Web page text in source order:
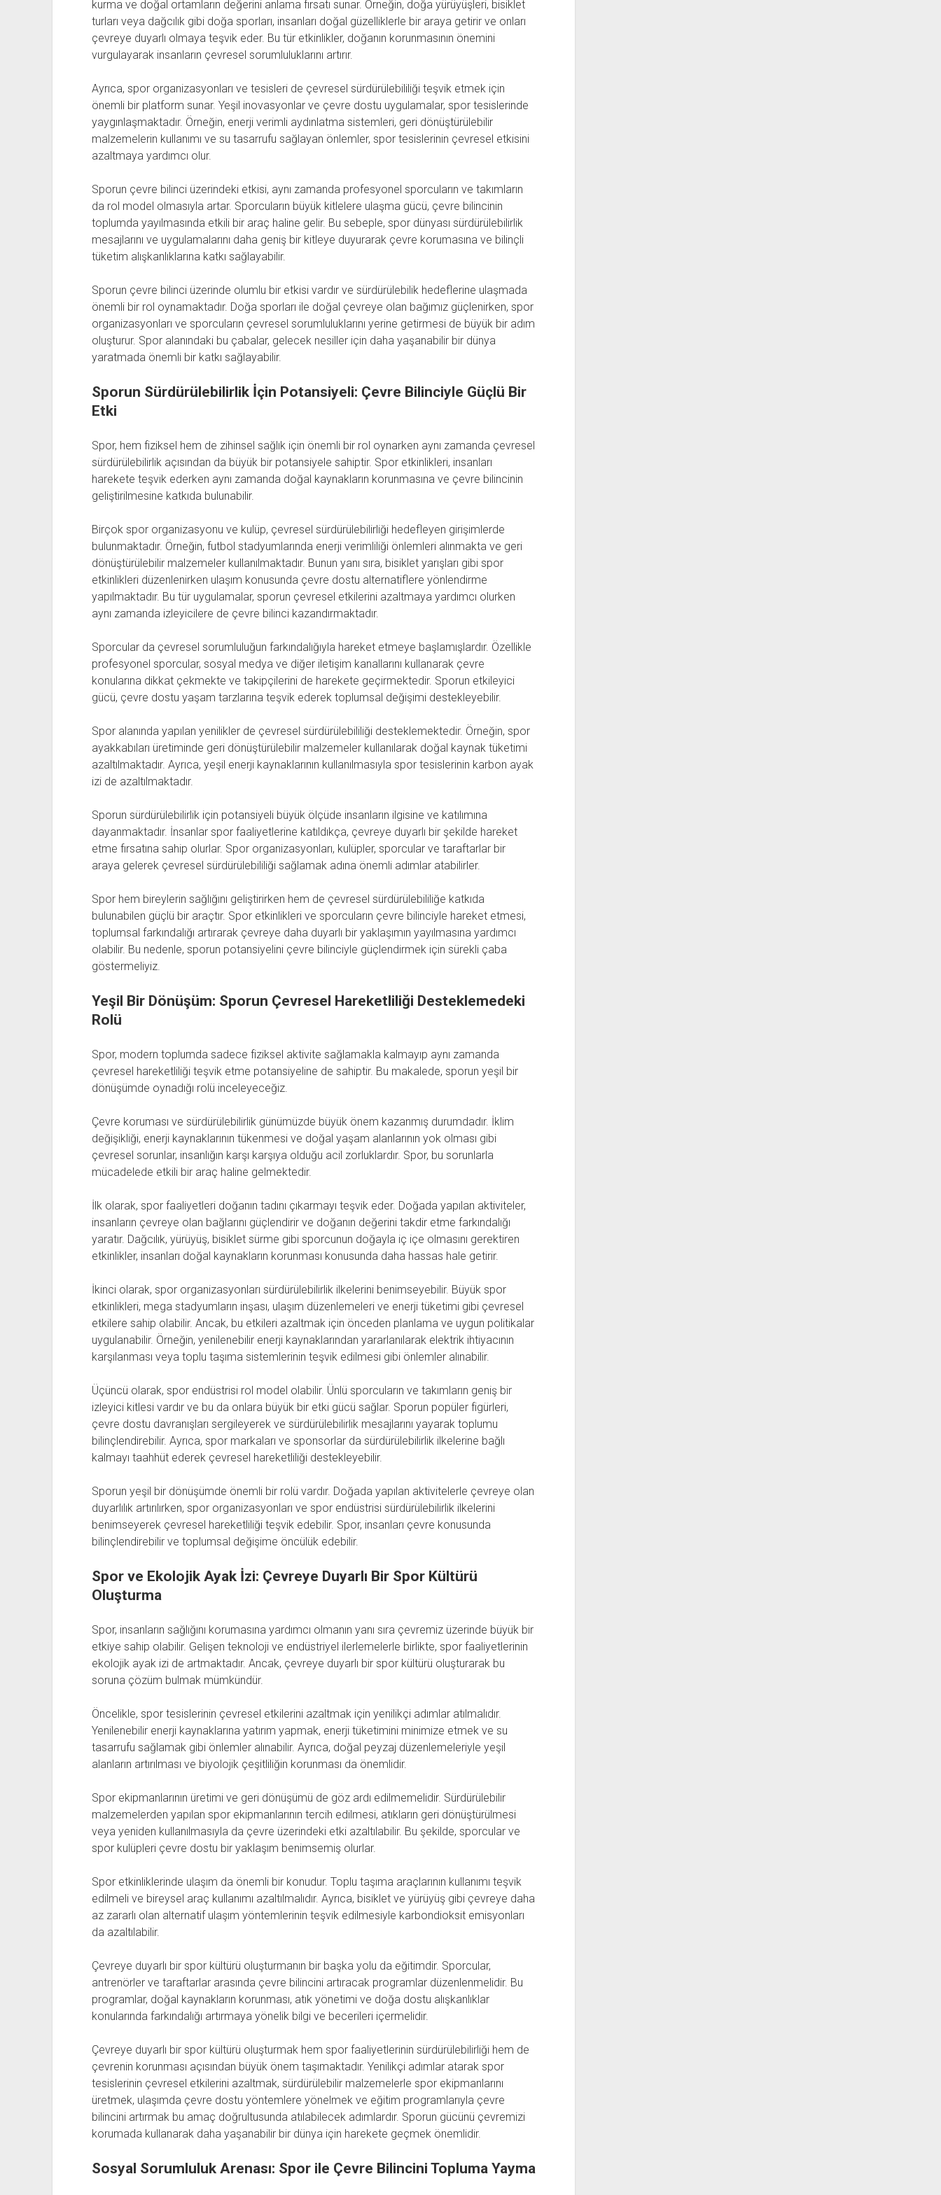
kurma ve doğal ortamların değerini anlama fırsatı sunar. Örneğin, doğa yürüyüşleri, bisiklet
turları veya dağcılık gibi doğa sporları, insanları doğal güzelliklerle bir araya getirir ve onları
çevreye duyarlı olmaya teşvik eder. Bu tür etkinlikler, doğanın korunmasının önemini
vurgulayarak insanların çevresel sorumluluklarını artırır.
Ayrıca, spor organizasyonları ve tesisleri de çevresel sürdürülebililiği teşvik etmek için
önemli bir platform sunar. Yeşil inovasyonlar ve çevre dostu uygulamalar, spor tesislerinde
yaygınlaşmaktadır. Örneğin, enerji verimli aydınlatma sistemleri, geri dönüştürülebilir
malzemelerin kullanımı ve su tasarrufu sağlayan önlemler, spor tesislerinin çevresel etkisini
azaltmaya yardımcı olur.
Sporun çevre bilinci üzerindeki etkisi, aynı zamanda profesyonel sporcuların ve takımların
da rol model olmasıyla artar. Sporcuların büyük kitlelere ulaşma gücü, çevre bilincinin
toplumda yayılmasında etkili bir araç haline gelir. Bu sebeple, spor dünyası sürdürülebilirlik
mesajlarını ve uygulamalarını daha geniş bir kitleye duyurarak çevre korumasına ve bilinçli
tüketim alışkanlıklarına katkı sağlayabilir.
Sporun çevre bilinci üzerinde olumlu bir etkisi vardır ve sürdürülebilik hedeflerine ulaşmada
önemli bir rol oynamaktadır. Doğa sporları ile doğal çevreye olan bağımız güçlenirken, spor
organizasyonları ve sporcuların çevresel sorumluluklarını yerine getirmesi de büyük bir adım
oluşturur. Spor alanındaki bu çabalar, gelecek nesiller için daha yaşanabilir bir dünya
yaratmada önemli bir katkı sağlayabilir.
Sporun Sürdürülebilirlik İçin Potansiyeli: Çevre Bilinciyle Güçlü Bir
Etki
Spor, hem fiziksel hem de zihinsel sağlık için önemli bir rol oynarken aynı zamanda çevresel
sürdürülebilirlik açısından da büyük bir potansiyele sahiptir. Spor etkinlikleri, insanları
harekete teşvik ederken aynı zamanda doğal kaynakların korunmasına ve çevre bilincinin
geliştirilmesine katkıda bulunabilir.
Birçok spor organizasyonu ve kulüp, çevresel sürdürülebilirliği hedefleyen girişimlerde
bulunmaktadır. Örneğin, futbol stadyumlarında enerji verimliliği önlemleri alınmakta ve geri
dönüştürülebilir malzemeler kullanılmaktadır. Bunun yanı sıra, bisiklet yarışları gibi spor
etkinlikleri düzenlenirken ulaşım konusunda çevre dostu alternatiflere yönlendirme
yapılmaktadır. Bu tür uygulamalar, sporun çevresel etkilerini azaltmaya yardımcı olurken
aynı zamanda izleyicilere de çevre bilinci kazandırmaktadır.
Sporcular da çevresel sorumluluğun farkındalığıyla hareket etmeye başlamışlardır. Özellikle
profesyonel sporcular, sosyal medya ve diğer iletişim kanallarını kullanarak çevre
konularına dikkat çekmekte ve takipçilerini de harekete geçirmektedir. Sporun etkileyici
gücü, çevre dostu yaşam tarzlarına teşvik ederek toplumsal değişimi destekleyebilir.
Spor alanında yapılan yenilikler de çevresel sürdürülebililiği desteklemektedir. Örneğin, spor
ayakkabıları üretiminde geri dönüştürülebilir malzemeler kullanılarak doğal kaynak tüketimi
azaltılmaktadır. Ayrıca, yeşil enerji kaynaklarının kullanılmasıyla spor tesislerinin karbon ayak
izi de azaltılmaktadır.
Sporun sürdürülebilirlik için potansiyeli büyük ölçüde insanların ilgisine ve katılımına
dayanmaktadır. İnsanlar spor faaliyetlerine katıldıkça, çevreye duyarlı bir şekilde hareket
etme fırsatına sahip olurlar. Spor organizasyonları, kulüpler, sporcular ve taraftarlar bir
araya gelerek çevresel sürdürülebililiği sağlamak adına önemli adımlar atabilirler.
Spor hem bireylerin sağlığını geliştirirken hem de çevresel sürdürülebililiğe katkıda
bulunabilen güçlü bir araçtır. Spor etkinlikleri ve sporcuların çevre bilinciyle hareket etmesi,
toplumsal farkındalığı artırarak çevreye daha duyarlı bir yaklaşımın yayılmasına yardımcı
olabilir. Bu nedenle, sporun potansiyelini çevre bilinciyle güçlendirmek için sürekli çaba
göstermeliyiz.
Yeşil Bir Dönüşüm: Sporun Çevresel Hareketliliği Desteklemedeki
Rolü
Spor, modern toplumda sadece fiziksel aktivite sağlamakla kalmayıp aynı zamanda
çevresel hareketliliği teşvik etme potansiyeline de sahiptir. Bu makalede, sporun yeşil bir
dönüşümde oynadığı rolü inceleyeceğiz.
Çevre koruması ve sürdürülebilirlik günümüzde büyük önem kazanmış durumdadır. İklim
değişikliği, enerji kaynaklarının tükenmesi ve doğal yaşam alanlarının yok olması gibi
çevresel sorunlar, insanlığın karşı karşıya olduğu acil zorluklardır. Spor, bu sorunlarla
mücadelede etkili bir araç haline gelmektedir.
İlk olarak, spor faaliyetleri doğanın tadını çıkarmayı teşvik eder. Doğada yapılan aktiviteler,
insanların çevreye olan bağlarını güçlendirir ve doğanın değerini takdir etme farkındalığı
yaratır. Dağcılık, yürüyüş, bisiklet sürme gibi sporcunun doğayla iç içe olmasını gerektiren
etkinlikler, insanları doğal kaynakların korunması konusunda daha hassas hale getirir.
İkinci olarak, spor organizasyonları sürdürülebilirlik ilkelerini benimseyebilir. Büyük spor
etkinlikleri, mega stadyumların inşası, ulaşım düzenlemeleri ve enerji tüketimi gibi çevresel
etkilere sahip olabilir. Ancak, bu etkileri azaltmak için önceden planlama ve uygun politikalar
uygulanabilir. Örneğin, yenilenebilir enerji kaynaklarından yararlanılarak elektrik ihtiyacının
karşılanması veya toplu taşıma sistemlerinin teşvik edilmesi gibi önlemler alınabilir.
Üçüncü olarak, spor endüstrisi rol model olabilir. Ünlü sporcuların ve takımların geniş bir
izleyici kitlesi vardır ve bu da onlara büyük bir etki gücü sağlar. Sporun popüler figürleri,
çevre dostu davranışları sergileyerek ve sürdürülebilirlik mesajlarını yayarak toplumu
bilinçlendirebilir. Ayrıca, spor markaları ve sponsorlar da sürdürülebilirlik ilkelerine bağlı
kalmayı taahhüt ederek çevresel hareketliliği destekleyebilir.
Sporun yeşil bir dönüşümde önemli bir rolü vardır. Doğada yapılan aktivitelerle çevreye olan
duyarlılık artırılırken, spor organizasyonları ve spor endüstrisi sürdürülebilirlik ilkelerini
benimseyerek çevresel hareketliliği teşvik edebilir. Spor, insanları çevre konusunda
bilinçlendirebilir ve toplumsal değişime öncülük edebilir.
Spor ve Ekolojik Ayak İzi: Çevreye Duyarlı Bir Spor Kültürü
Oluşturma
Spor, insanların sağlığını korumasına yardımcı olmanın yanı sıra çevremiz üzerinde büyük bir
etkiye sahip olabilir. Gelişen teknoloji ve endüstriyel ilerlemelerle birlikte, spor faaliyetlerinin
ekolojik ayak izi de artmaktadır. Ancak, çevreye duyarlı bir spor kültürü oluşturarak bu
soruna çözüm bulmak mümkündür.
Öncelikle, spor tesislerinin çevresel etkilerini azaltmak için yenilikçi adımlar atılmalıdır.
Yenilenebilir enerji kaynaklarına yatırım yapmak, enerji tüketimini minimize etmek ve su
tasarrufu sağlamak gibi önlemler alınabilir. Ayrıca, doğal peyzaj düzenlemeleriyle yeşil
alanların artırılması ve biyolojik çeşitliliğin korunması da önemlidir.
Spor ekipmanlarının üretimi ve geri dönüşümü de göz ardı edilmemelidir. Sürdürülebilir
malzemelerden yapılan spor ekipmanlarının tercih edilmesi, atıkların geri dönüştürülmesi
veya yeniden kullanılmasıyla da çevre üzerindeki etki azaltılabilir. Bu şekilde, sporcular ve
spor kulüpleri çevre dostu bir yaklaşım benimsemiş olurlar.
Spor etkinliklerinde ulaşım da önemli bir konudur. Toplu taşıma araçlarının kullanımı teşvik
edilmeli ve bireysel araç kullanımı azaltılmalıdır. Ayrıca, bisiklet ve yürüyüş gibi çevreye daha
az zararlı olan alternatif ulaşım yöntemlerinin teşvik edilmesiyle karbondioksit emisyonları
da azaltılabilir.
Çevreye duyarlı bir spor kültürü oluşturmanın bir başka yolu da eğitimdir. Sporcular,
antrenörler ve taraftarlar arasında çevre bilincini artıracak programlar düzenlenmelidir. Bu
programlar, doğal kaynakların korunması, atık yönetimi ve doğa dostu alışkanlıklar
konularında farkındalığı artırmaya yönelik bilgi ve becerileri içermelidir.
Çevreye duyarlı bir spor kültürü oluşturmak hem spor faaliyetlerinin sürdürülebilirliği hem de
çevrenin korunması açısından büyük önem taşımaktadır. Yenilikçi adımlar atarak spor
tesislerinin çevresel etkilerini azaltmak, sürdürülebilir malzemelerle spor ekipmanlarını
üretmek, ulaşımda çevre dostu yöntemlere yönelmek ve eğitim programlarıyla çevre
bilincini artırmak bu amaç doğrultusunda atılabilecek adımlardır. Sporun gücünü çevremizi
korumada kullanarak daha yaşanabilir bir dünya için harekete geçmek önemlidir.
Sosyal Sorumluluk Arenası: Spor ile Çevre Bilincini Topluma Yayma